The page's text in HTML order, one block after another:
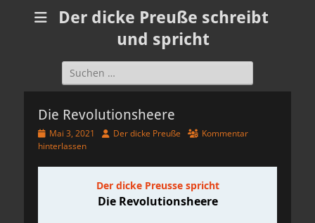
Der dicke Preuße schreibt
und spricht
Suchen
nach:
Die Revolutionsheere
Veröffentlicht
am
Mai 3, 2021 AutorDer dicke Preuße
Kommentar
hinterlassen